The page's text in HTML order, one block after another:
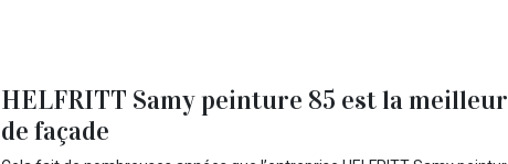
HELFRITT Samy peinture 85 est la
de façade